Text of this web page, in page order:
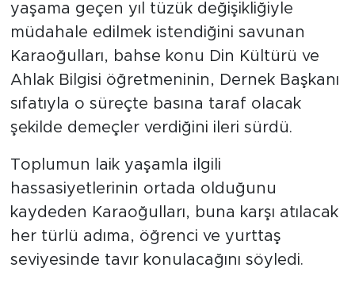
yaşama geçen yıl tüzük değişikliğiyle
müdahale edilmek istendiğini savunan
Karaoğulları, bahse konu Din Kültürü ve
Ahlak Bilgisi öğretmeninin, Dernek Başkanı
sıfatıyla o süreçte basına taraf olacak
şekilde demeçler verdiğini ileri sürdü.
Toplumun laik yaşamla ilgili
hassasiyetlerinin ortada olduğunu
kaydeden Karaoğulları, buna karşı atılacak
her türlü adıma, öğrenci ve yurttaş
seviyesinde tavır konulacağını söyledi.